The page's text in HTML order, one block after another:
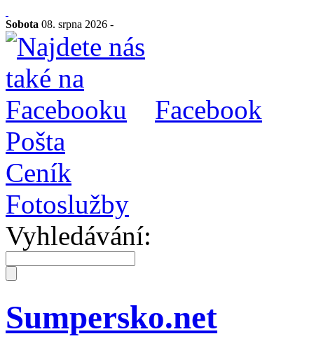
Sobota 08. srpna 2026 -
Facebook
Pošta
Ceník
Fotoslužby
Vyhledávání:
Sumpersko.net